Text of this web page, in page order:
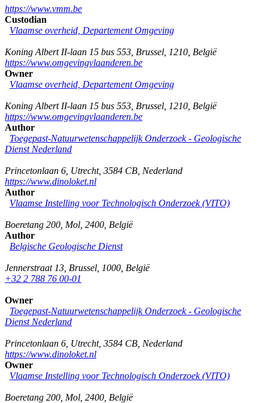
https://www.vmm.be
Custodian
Vlaamse overheid, Departement Omgeving
Koning Albert II-laan 15 bus 553 Brussel 1210 België
https://www.omgevingvlaanderen.be
Owner
Vlaamse overheid, Departement Omgeving
Koning Albert II-laan 15 bus 553 Brussel 1210 België
https://www.omgevingvlaanderen.be
Author
Toegepast-Natuurwetenschappelijk Onderzoek - Geologische
Dienst Nederland
Princetonlaan 6 Utrecht, 3584 CB Nederland
https://www.dinoloket.nl
Author
Vlaamse Instelling voor Technologisch Onderzoek (VITO)
Boeretang 200 Mol 2400 België
Author
Belgische Geologische Dienst
Jennerstraat 13 Brussel 1000 België
+32 2 788 76 00-01
Owner
Toegepast-Natuurwetenschappelijk Onderzoek - Geologische
Dienst Nederland
Princetonlaan 6 Utrecht, 3584 CB Nederland
https://www.dinoloket.nl
Owner
Vlaamse Instelling voor Technologisch Onderzoek (VITO)
Boeretang 200 Mol 2400 België